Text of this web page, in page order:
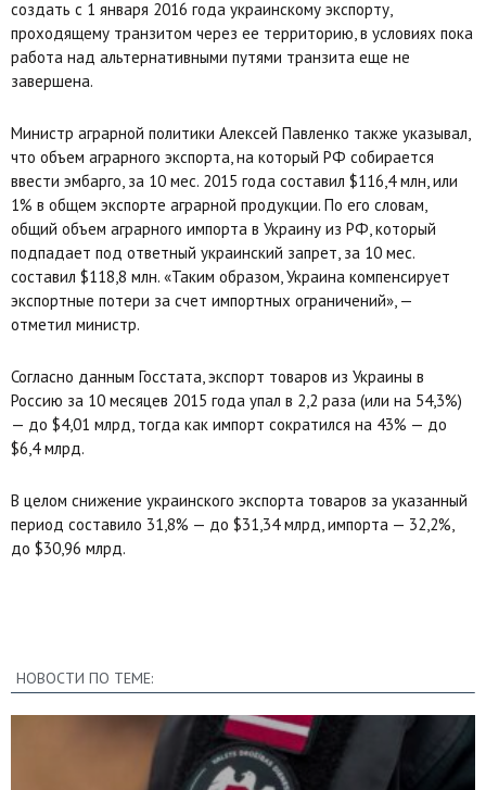
создать с 1 января 2016 года украинскому экспорту,
проходящему транзитом через ее территорию, в условиях пока
работа над альтернативными путями транзита еще не
завершена.
Министр аграрной политики Алексей Павленко также указывал,
что объем аграрного экспорта, на который РФ собирается
ввести эмбарго, за 10 мес. 2015 года составил $116,4 млн, или
1% в общем экспорте аграрной продукции. По его словам,
общий объем аграрного импорта в Украину из РФ, который
подпадает под ответный украинский запрет, за 10 мес.
составил $118,8 млн. «Таким образом, Украина компенсирует
экспортные потери за счет импортных ограничений», —
отметил министр.
Согласно данным Госстата, экспорт товаров из Украины в
Россию за 10 месяцев 2015 года упал в 2,2 раза (или на 54,3%)
— до $4,01 млрд, тогда как импорт сократился на 43% — до
$6,4 млрд.
В целом снижение украинского экспорта товаров за указанный
период составило 31,8% — до $31,34 млрд, импорта — 32,2%,
до $30,96 млрд.
НОВОСТИ ПО ТЕМЕ: